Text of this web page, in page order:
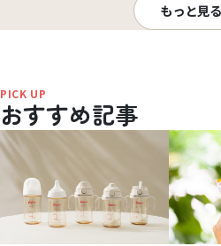
もっと見る
PICK UP
おすすめ記事